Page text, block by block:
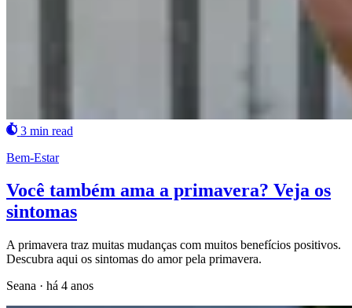
3 min read
Bem-Estar
Você também ama a primavera? Veja os
sintomas
A primavera traz muitas mudanças com muitos benefícios positivos.
Descubra aqui os sintomas do amor pela primavera.
Seana · há 4 anos